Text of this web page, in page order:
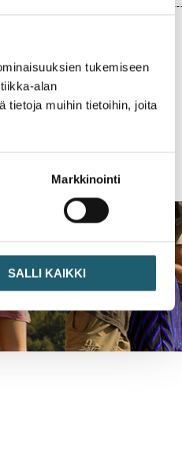
tukemiseen
alan
tietoja muihin tietoihin, joita
Markkinointi
SALLI KAIKKI